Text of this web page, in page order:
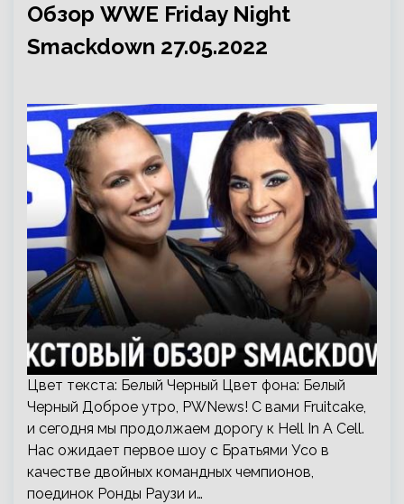
Обзор WWE Friday Night
Smackdown 27.05.2022
Цвет текста: Белый Черный Цвет фона: Белый
Черный Доброе утро, PWNews! С вами Fruitcake,
и сегодня мы продолжаем дорогу к Hell In A Cell.
Нас ожидает первое шоу с Братьями Усо в
качестве двойных командных чемпионов,
поединок Ронды Раузи и…